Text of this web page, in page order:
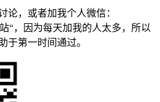
论，或者加我个人微信：
“，因为每天加我的人太多，所以
于第一时间通过。